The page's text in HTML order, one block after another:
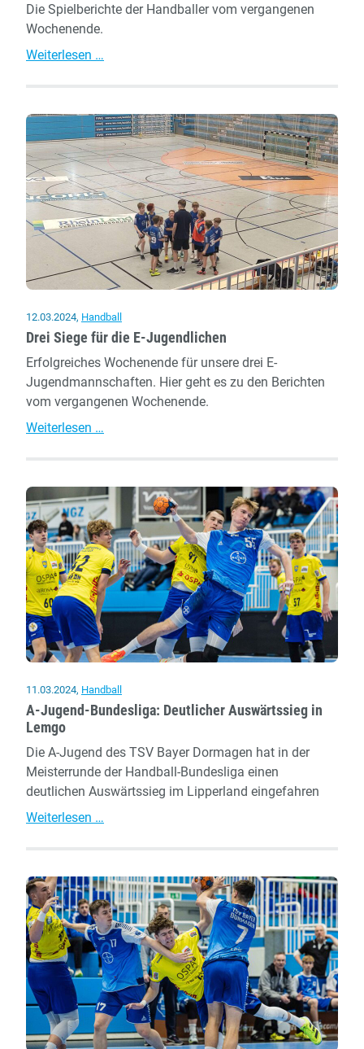
Die Spielberichte der Handballer vom vergangenen
Wochenende.
Weiterlesen …
auswärts,
B-
Jugend
vorzeitig
Meister,
Jugend
erkämpft
sich
"Endspiel"
12.03.2024, Handball
Drei Siege für die E-Jugendlichen
Erfolgreiches Wochenende für unsere drei E-
Jugendmannschaften. Hier geht es zu den Berichten
vom vergangenen Wochenende.
Weiterlesen …
die
E-
Jugendlichen
11.03.2024, Handball
A-Jugend-Bundesliga: Deutlicher Auswärtssieg in
Lemgo
Die A-Jugend des TSV Bayer Dormagen hat in der
Meisterrunde der Handball-Bundesliga einen
deutlichen Auswärtssieg im Lipperland eingefahren
Weiterlesen …
Deutlicher
Auswärtssieg
in
Lemgo